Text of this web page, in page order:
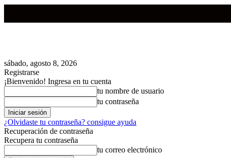
sábado, agosto 8, 2026
Registrarse
¡Bienvenido! Ingresa en tu cuenta
tu nombre de usuario
tu contraseña
¿Olvidaste tu contraseña? consigue ayuda
Recuperación de contraseña
Recupera tu contraseña
tu correo electrónico